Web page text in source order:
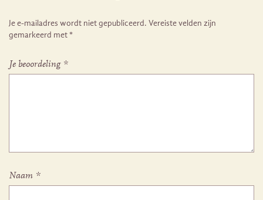
Je e-mailadres wordt niet gepubliceerd. Vereiste velden zijn
gemarkeerd met*
Je beoordeling *
Naam *